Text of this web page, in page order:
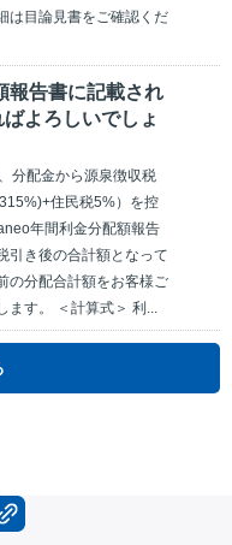
は目論見書をご確認くだ
報告書に記載され
よろしいでしょ
分配金から源泉徴収税
住民税5%）を控
年間利金分配額報告
引き後の合計額となって
の分配合計額をお客様ご
ます。 ＜計算式＞ 利...